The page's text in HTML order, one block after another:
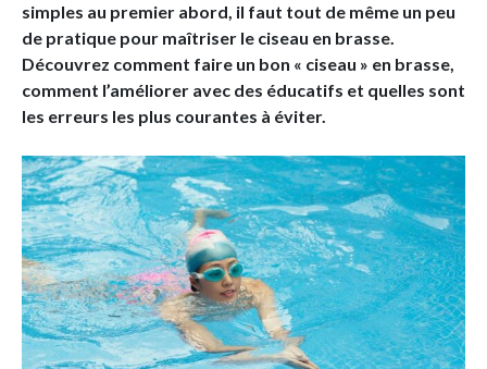
simples au premier abord, il faut tout de même un peu
de pratique pour maîtriser le ciseau en brasse.
Découvrez comment faire un bon « ciseau » en brasse,
comment l’améliorer avec des éducatifs et quelles sont
les erreurs les plus courantes à éviter.